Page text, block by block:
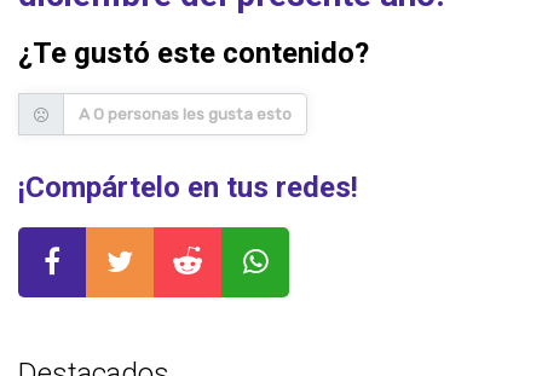
¿Te gustó este contenido?
A 0 personas les gusta esto
¡Compártelo en tus redes!